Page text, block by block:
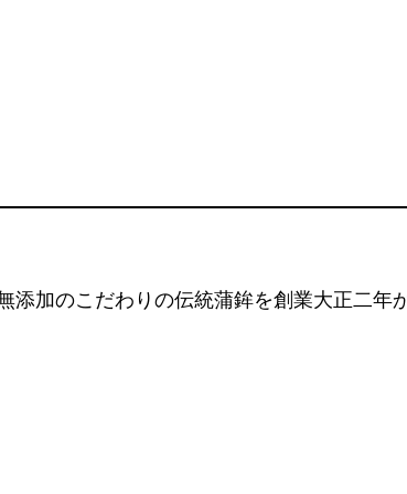
加のこだわりの伝統蒲鉾を創業大正二年